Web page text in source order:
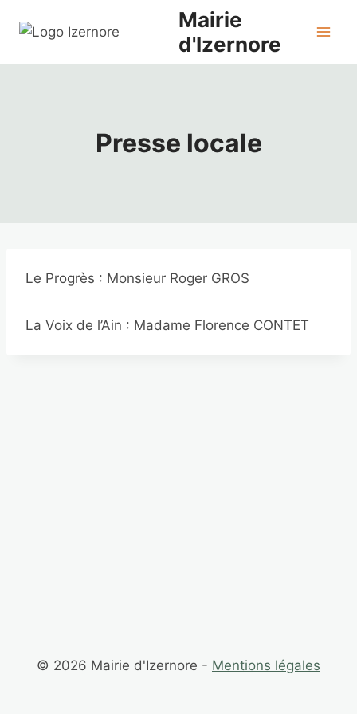
Mairie
d'Izernore
Presse locale
Le Progrès : Monsieur Roger GROS
La Voix de l’Ain : Madame Florence CONTET
© 2026 Mairie d'Izernore - Mentions légales